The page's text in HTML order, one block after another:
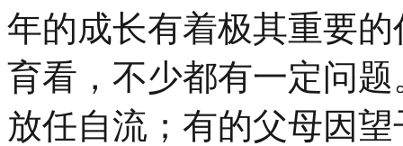
年的成长有着极其重要
育看，不少都有一定问
放任自流；有的父母因